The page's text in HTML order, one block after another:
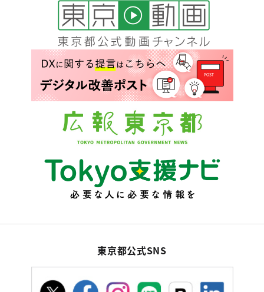
東京都公式SNS